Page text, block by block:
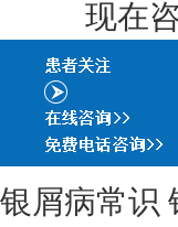
现在
银屑病常识